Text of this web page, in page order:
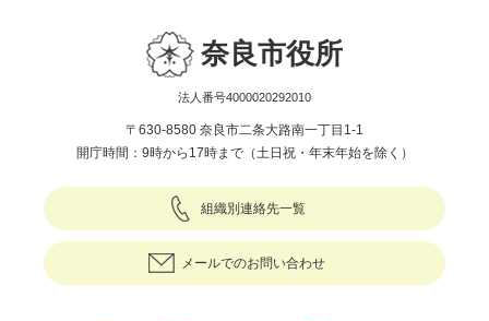
奈良市役所
法人番号4000020292010
〒630-8580 奈良市二条大路南一丁目1-1
開庁時間：9時から17時まで（土日祝・年末年始を除く）
組織別連絡先一覧
メールでのお問い合わせ